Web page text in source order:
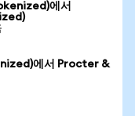
에서
에서 Procter &